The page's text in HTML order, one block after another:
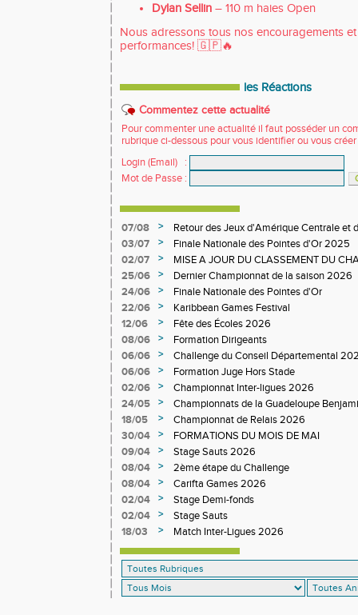
Dylan Sellin – 110 m haies Open
Nous adressons tous nos encouragements
performances! 🇬🇵🔥
les Réactions
Commentez cette actualité
Pour commenter une actualité il faut posséder un
rubrique ci-dessous pour vous identifier ou vous
Login (Email)
:
Mot de Passe :
07/08 >
Retour des Jeux d'Amérique Centrale et
03/07
>
Finale Nationale des Pointes d'Or 2025
02/07
>
MISE A JOUR DU CLASSEMENT DU
DEPARTEMENTAL
25/06 >
Dernier Championnat de la saison 2026
24/06
>
Finale Nationale des Pointes d'Or
22/06
>
Karibbean Games Festival
12/06
>
Fête des Écoles 2026
08/06
>
Formation Dirigeants
06/06
>
Challenge du Conseil Départemental
06/06
>
Formation Juge Hors Stade
02/06
>
Championnat Inter-ligues 2026
24/05
>
Championnats de la Guadeloupe
18/05
>
Championnat de Relais 2026
30/04
>
FORMATIONS DU MOIS DE MAI
09/04
>
Stage Sauts 2026
08/04
>
2ème étape du Challenge
08/04
>
Carifta Games 2026
02/04
>
Stage Demi-fonds
02/04
>
Stage Sauts
18/03
> Match Inter-Ligues 2026